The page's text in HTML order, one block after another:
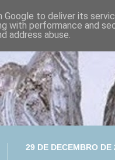
29 DE DECEMBRO DE
to deliver its
with performance and
address abuse.